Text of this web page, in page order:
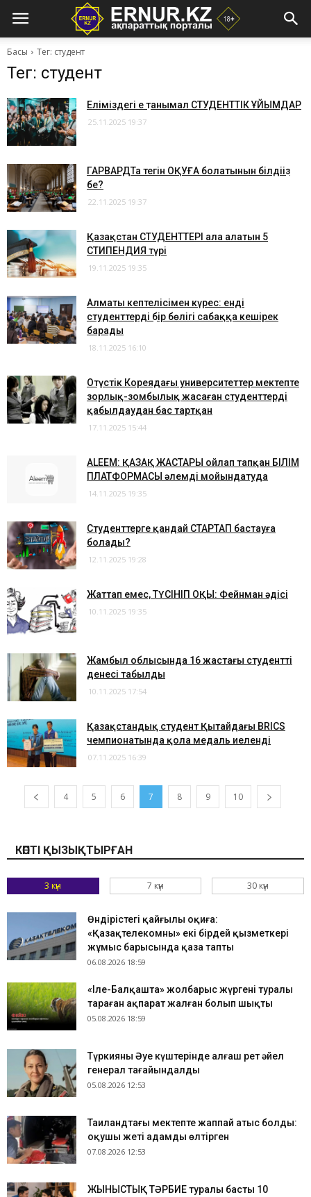
Басы Тег: студент
Тег: студент
Еліміздегі ең танымал СТУДЕНТТІК ҰЙЫМДАР
25.11.2025 19:37
ГАРВАРДТа тегін ОҚУҒА болатынын білдіңіз
бе?
22.11.2025 19:37
Қазақстан СТУДЕНТТЕРІ ала алатын 5
СТИПЕНДИЯ түрі
19.11.2025 19:35
Алматы кептелісімен күрес: енді
студенттердің бір бөлігі сабаққа кешірек
барады
18.11.2025 16:10
Оңтүстік Кореядағы университеттер мектепте
зорлық-зомбылық жасаған студенттерді
қабылдаудан бас тартқан
17.11.2025 15:44
ALEEM: ҚАЗАҚ ЖАСТАРЫ ойлап тапқан БІЛІМ
ПЛАТФОРМАСЫ әлемді мойындатуда
14.11.2025 19:35
Студенттерге қандай СТАРТАП бастауға
болады?
12.11.2025 19:28
Жаттап емес, ТҮСІНІП ОҚЫ: Фейнман әдісі
10.11.2025 19:35
Жамбыл облысында 16 жастағы студенттің
денесі табылды
10.11.2025 17:54
Қазақстандық студент Қытайдағы BRICS
чемпионатында қола медаль иеленді
07.11.2025 16:39
4 5 6 7 8 9 10
КӨПТІ ҚЫЗЫҚТЫРҒАН
3 күн 7 күн 30 күн
Өндірістегі қайғылы оқиға:
«Қазақтелекомның» екі бірдей қызметкері
жұмыс барысында қаза тапты
06.08.2026 18:59
«Іле-Балқашта» жолбарыс жүргені туралы
тараған ақпарат жалған болып шықты
05.08.2026 18:59
Түркияның Әуе күштерінде алғаш рет әйел
генерал тағайындалды
05.08.2026 12:53
Таиландтағы мектепте жаппай атыс болды:
оқушы жеті адамды өлтірген
07.08.2026 12:53
ЖЫНЫСТЫҚ ТӘРБИЕ туралы басты 10